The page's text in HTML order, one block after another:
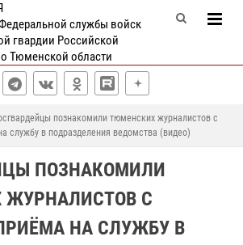
службы войск
гвардии Российской
Тюменской области
познакомили тюменских журналистов с
службу в подразделения ведомства (видео)
ПОЗНАКОМИЛИ
С
НА СЛУЖБУ В